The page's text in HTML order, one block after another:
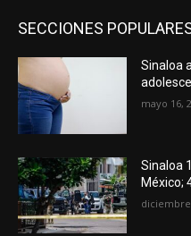
SECCIONES
Sinaloa
mayo 16,
Sinaloa
México;
diciembre